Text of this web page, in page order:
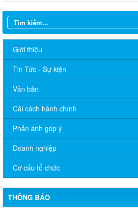
Giới thiệu
Tin Tức - Sự kiện
Văn bản
Cải cách hành chính
Phản ánh góp ý
Doanh nghiệp
Cơ cấu tổ chức
THÔNG BÁO
Quyết định về việc giao chỉ tiêu điều
công năm 2026 (Lần 2)
Công bó công khai thưc hiện 6 tháng
Công ty cổ phần Tam Nông - Pháp
Báo cáo công tác phòng chống tham